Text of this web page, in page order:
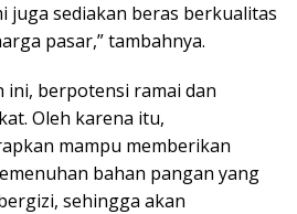
juga sediakan beras berkualitas
pasar,” tambahnya.
ini, berpotensi ramai dan
Oleh karena itu,
mampu memberikan
bahan pangan yang
sehingga akan